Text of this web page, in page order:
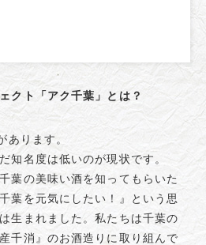
クト「アク千葉」とは？
あります。
知名度は低いのが現状です。
葉の美味い酒を知ってもらいた
葉を元気にしたい！』という思
生まれました。私たちは千葉の
千消』のお酒造りに取り組んで